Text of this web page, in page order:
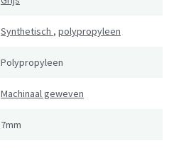
Synthetisch , polypropyleen
Polypropyleen
Machinaal geweven
7mm